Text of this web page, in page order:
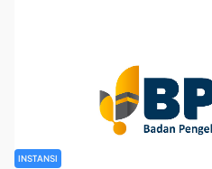
INSTANSI